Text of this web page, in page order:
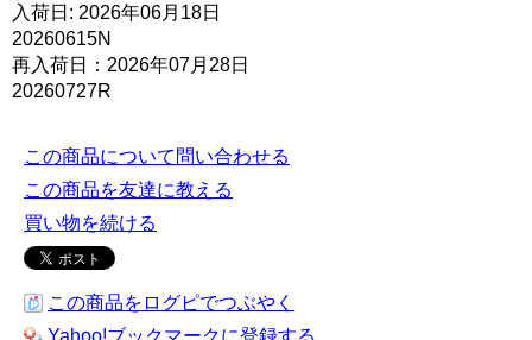
入荷日: 2026年06月18日
20260615N
再入荷日：2026年07月28日
20260727R
この商品について問い合わせる
この商品を友達に教える
買い物を続ける
この商品をログピでつぶやく
Yahoo!ブックマークに登録する